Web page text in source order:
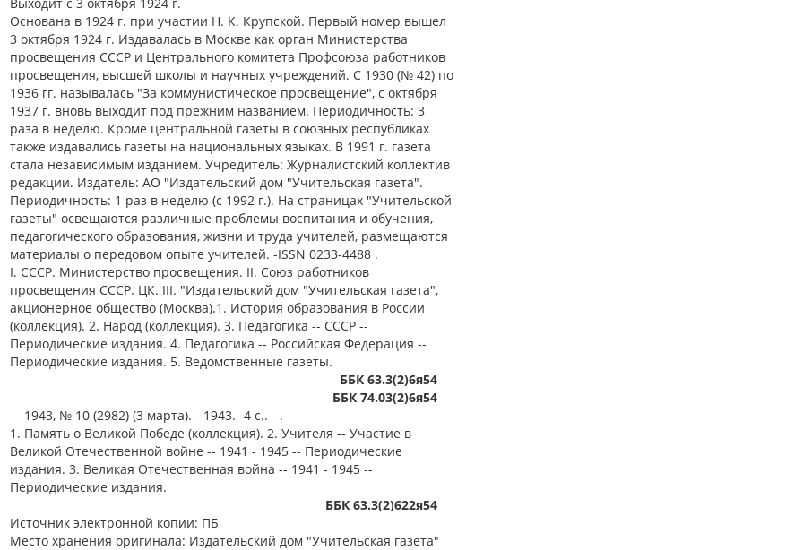
Основана в 1924 г. при участии Н. К. Крупской. Первый номер вышел
3 октября 1924 г. Издавалась в Москве как орган Министерства
просвещения СССР и Центрального комитета Профсоюза работников
просвещения, высшей школы и научных учреждений. С 1930 (№ 42) по
1936 гг. называлась "За коммунистическое просвещение", с октября
1937 г. вновь выходит под прежним названием. Периодичность: 3
раза в неделю. Кроме центральной газеты в союзных республиках
также издавались газеты на национальных языках. В 1991 г. газета
стала независимым изданием. Учредитель: Журналистский коллектив
редакции. Издатель: АО "Издательский дом "Учительская газета".
Периодичность: 1 раз в неделю (с 1992 г.). На страницах "Учительской
газеты" освещаются различные проблемы воспитания и обучения,
педагогического образования, жизни и труда учителей, размещаются
материалы о передовом опыте учителей. -ISSN 0233-4488 .
I. СССР. Министерство просвещения. II. Союз работников
просвещения СССР. ЦК. III. "Издательский дом "Учительская газета",
акционерное общество (Москва).1. История образования в России
(коллекция). 2. Народ (коллекция). 3. Педагогика -- СССР --
Периодические издания. 4. Педагогика -- Российская Федерация --
Периодические издания. 5. Ведомственные газеты.
ББК 63.3(2)6я54
ББК 74.03(2)6я54
1943, № 10 (2982) (3 марта). - 1943. -4 с.. - .
1. Память о Великой Победе (коллекция). 2. Учителя -- Участие в
Великой Отечественной войне -- 1941 - 1945 -- Периодические
издания. 3. Великая Отечественная война -- 1941 - 1945 --
Периодические издания.
ББК 63.3(2)622я54
Источник электронной копии: ПБ
Место хранения оригинала: Издательский дом "Учительская газета"